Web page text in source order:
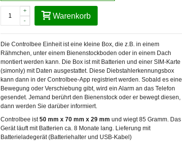
-
+
Warenkorb
Die Controlbee Einheit ist eine kleine Box, die z.B. in einem
Rähmchen, unter einem Bienenstockboden oder in einem Dach
montiert werden kann. Die Box ist mit Batterien und einer SIM-Karte
(simonly) mit Daten ausgestattet. Diese Diebstahlerkennungsbox
kann dann in der Controlbee-App registriert werden. Sobald es eine
Bewegung oder Verschiebung gibt, wird ein Alarm an das Telefon
gesendet. Jemand berührt den Bienenstock oder er bewegt diesen,
dann werden Sie darüber informiert.
Controlbee ist50 mm x 70 mm x 29 mm und wiegt 85 Gramm. Das
Gerät läuft mit Batterien ca. 8 Monate lang. Lieferung mit
Batterieladegerät (Batteriehalter und USB-Kabel)